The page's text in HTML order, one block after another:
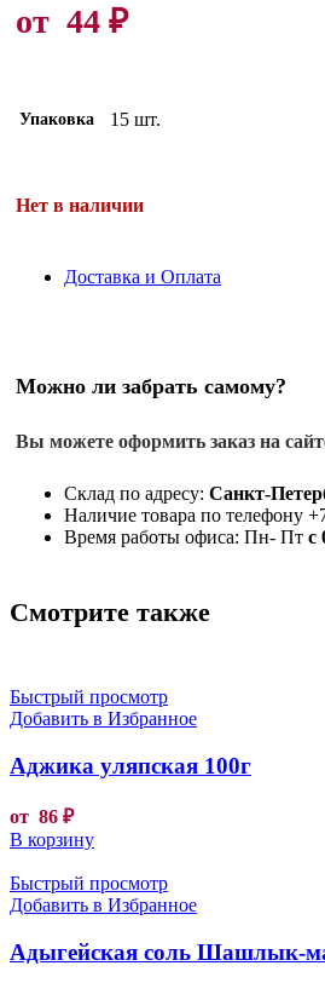
от 44 ₽
Упаковка 15 шт.
Нет в наличии
Доставка и Оплата
Можно ли забрать самому?
Вы можете оформить заказ на
Склад по адресу: Санкт-
Наличие товара по телефону
Время работы офиса: Пн- Пт с
Смотрите также
Быстрый просмотр
Добавить в Избранное
Аджика уляпская 100г
от 86 ₽
В корзину
Быстрый просмотр
Добавить в Избранное
Адыгейская соль Шашлык-